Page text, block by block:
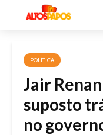
POLÍTICA
Jair
suposto
no